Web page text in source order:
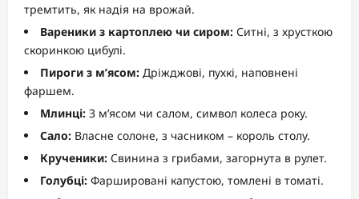
тремтить, як надія на врожай.
Вареники з картоплею чи сиром: Ситні, з хрусткою
скоринкою цибулі.
Пироги з м’ясом: Дріжджові, пухкі, наповнені
фаршем.
Млинці: З м’ясом чи салом, символ колеса року.
Сало: Власне солоне, з часником – король столу.
Крученики: Свинина з грибами, загорнута в рулет.
Голубці: Фаршировані капустою, томлені в томаті.